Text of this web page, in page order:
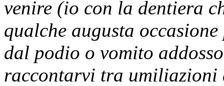
venire (io con la dentiera
qualche augusta
dal podio o vomito
raccontarvi tra umiliazioni